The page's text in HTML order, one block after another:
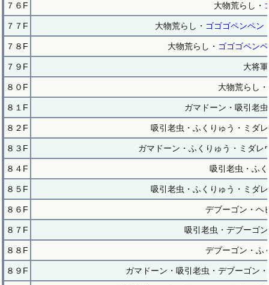
７６F 大物荒らし・
７７F 大物荒らし・ ゴゴゴペンペン
７８F 大物荒らし・ ゴゴゴペン
７９F 大将
８０F 大物荒らし
８１F ガマドーン・吸引老
８２F 吸引老虫・ふくりゅう・ミダ
８３F ガマドーン・ふくりゅう・ミダ
８４F 吸引老虫・ふ
８５F 吸引老虫・ふくりゅう・ミダ
８６F デブーゴン・ヘ
８７F 吸引老虫・デブーゴ
８８F デブーゴン・ふ
８９F ガマドーン・吸引老虫・デブーゴン